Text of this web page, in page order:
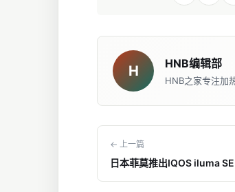
H HNB编辑部
HNB之家专注加
← 上一篇
日本菲莫推出IQOS iluma